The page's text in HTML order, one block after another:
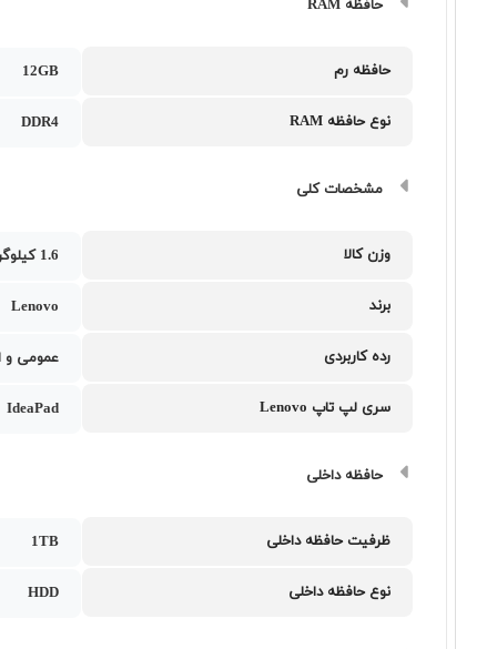
حافظه RAM
حافظه رم 12GB
نوع حافظه RAM DDR4
مشخصات کلی
وزن کالا 1.6 کیلوگرم
برند Lenovo
رده کاربردی عمومی و
سری لپ تاپ Lenovo IdeaPad
حافظه داخلی
ظرفیت حافظه داخلی 1TB
نوع حافظه داخلی HDD